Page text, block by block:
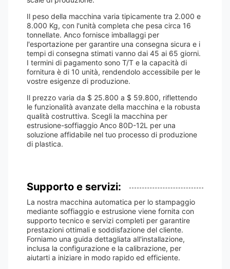
Il peso della macchina varia tipicamente tra 2.000 e
8.000 Kg, con l'unità completa che pesa circa 16
tonnellate. Anco fornisce imballaggi per
l'esportazione per garantire una consegna sicura e i
tempi di consegna stimati vanno dai 45 ai 65 giorni.
I termini di pagamento sono T/T e la capacità di
fornitura è di 10 unità, rendendolo accessibile per le
vostre esigenze di produzione.
Il prezzo varia da $ 25.800 a $ 59.800, riflettendo
le funzionalità avanzate della macchina e la robusta
qualità costruttiva. Scegli la macchina per
estrusione-soffiaggio Anco 80D-12L per una
soluzione affidabile nel tuo processo di produzione
di plastica.
Supporto e servizi:
La nostra macchina automatica per lo stampaggio
mediante soffiaggio e estrusione viene fornita con
supporto tecnico e servizi completi per garantire
prestazioni ottimali e soddisfazione del cliente.
Forniamo una guida dettagliata all'installazione,
inclusa la configurazione e la calibrazione, per
aiutarti a iniziare in modo rapido ed efficiente.